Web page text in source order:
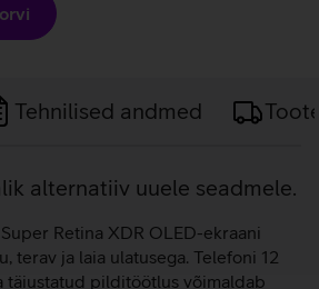
Tehnilised andmed
alternatiiv uuele seadmele.
Retina XDR OLED-ekraani
terav ja laia ulatusega. Telefoni 12
täiustatud pilditöötlus võimaldab